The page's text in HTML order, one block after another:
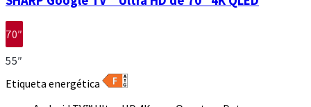
70″
55″
Etiqueta energética